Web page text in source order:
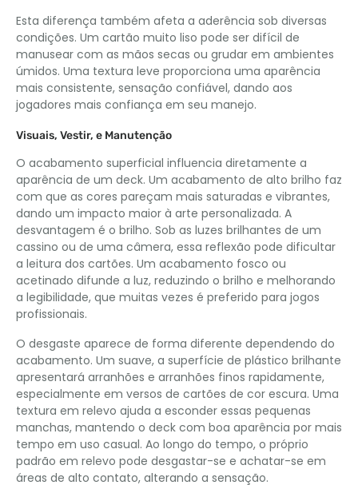
Esta diferença também afeta a aderência sob diversas
condições. Um cartão muito liso pode ser difícil de
manusear com as mãos secas ou grudar em ambientes
úmidos. Uma textura leve proporciona uma aparência
mais consistente, sensação confiável, dando aos
jogadores mais confiança em seu manejo.
Visuais, Vestir, e Manutenção
O acabamento superficial influencia diretamente a
aparência de um deck. Um acabamento de alto brilho faz
com que as cores pareçam mais saturadas e vibrantes,
dando um impacto maior à arte personalizada. A
desvantagem é o brilho. Sob as luzes brilhantes de um
cassino ou de uma câmera, essa reflexão pode dificultar
a leitura dos cartões. Um acabamento fosco ou
acetinado difunde a luz, reduzindo o brilho e melhorando
a legibilidade, que muitas vezes é preferido para jogos
profissionais.
O desgaste aparece de forma diferente dependendo do
acabamento. Um suave, a superfície de plástico brilhante
apresentará arranhões e arranhões finos rapidamente,
especialmente em versos de cartões de cor escura. Uma
textura em relevo ajuda a esconder essas pequenas
manchas, mantendo o deck com boa aparência por mais
tempo em uso casual. Ao longo do tempo, o próprio
padrão em relevo pode desgastar-se e achatar-se em
áreas de alto contato, alterando a sensação.